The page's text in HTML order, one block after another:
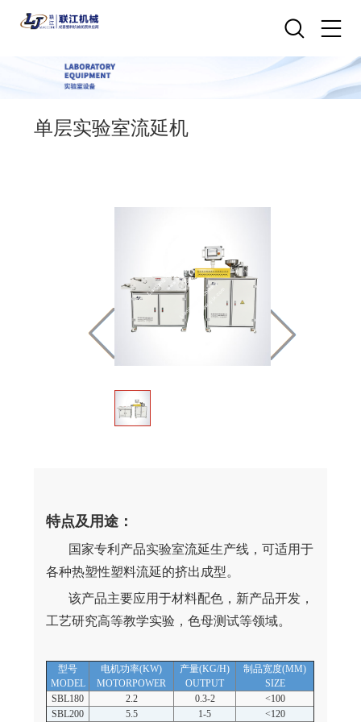
单层实验室流延机
特点及用途：
国家专利产品实验室流延生产线，可适用于
各种热塑性塑料流延的挤出成型。
该产品主要应用于材料配色，新产品开发，
工艺研究高等教学实验，色母测试等领域。
型号
MODEL
电机功率(KW)
MOTORPOWER
产量(KG/H)
OUTPUT
制品宽度(MM)
SIZE
SBL180
2.2 0.3-2
<100
SBL200
5.5 1-5 <120